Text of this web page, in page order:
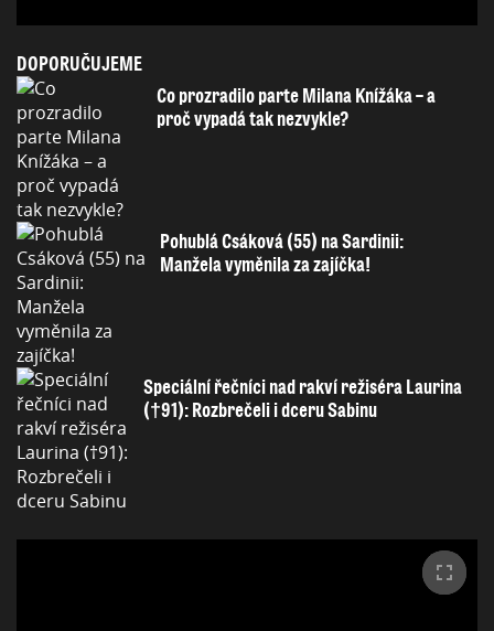
DOPORUČUJEME
Co prozradilo parte Milana Knížáka – a
proč vypadá tak nezvykle?
Pohublá Csáková (55) na Sardinii:
Manžela vyměnila za zajíčka!
Speciální řečníci nad rakví režiséra Laurina
(†91): Rozbrečeli i dceru Sabinu